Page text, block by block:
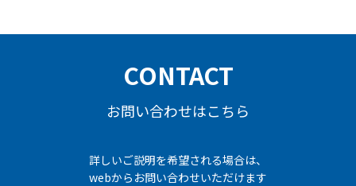
CONTACT
お問い合わせはこちら
詳しいご説明を希望される場合は、
webからお問い合わせいただけます